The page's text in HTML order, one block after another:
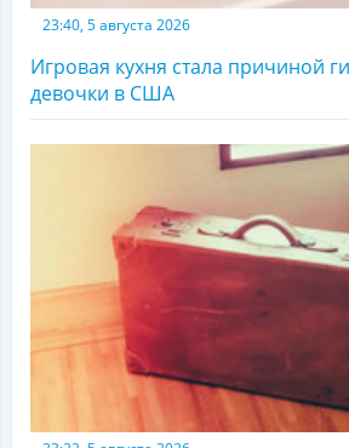
23:40, 5 августа 2026
Игровая кухня стала причиной
девочки в США